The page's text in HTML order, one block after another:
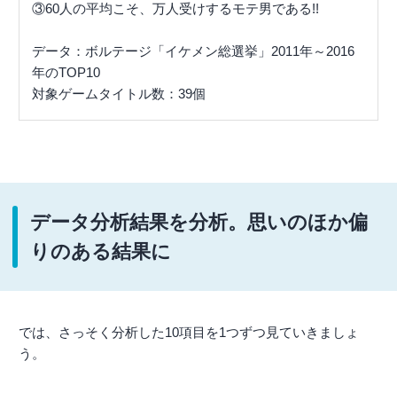
③60人の平均こそ、万人受けするモテ男である!!
データ：ボルテージ「イケメン総選挙」2011年～2016
年のTOP10
対象ゲームタイトル数：39個
データ分析結果を分析。思いのほか偏
りのある結果に
では、さっそく分析した10項目を1つずつ見ていきましょ
う。